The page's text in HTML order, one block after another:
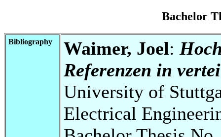
Bachelor
Bibliography Waimer, Joel:
Referenzen in
University of
Electrical